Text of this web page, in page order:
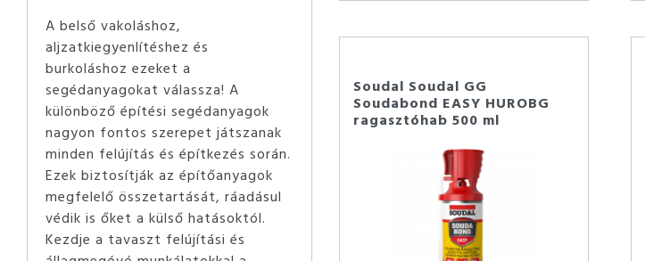
A belső vakoláshoz,
aljzatkiegyenlítéshez és
burkoláshoz ezeket a
segédanyagokat válassza! A
különböző építési segédanyagok
nagyon fontos szerepet játszanak
minden felújítás és építkezés során.
Ezek biztosítják az építőanyagok
megfelelő összetartását, ráadásul
védik is őket a külső hatásoktól.
Kezdje a tavaszt felújítási és
Soudal Soudal GG
Soudabond EASY HUROBG
ragasztóhab 500 ml